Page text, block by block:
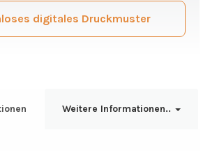
digitales Druckmuster
Weitere Informationen..